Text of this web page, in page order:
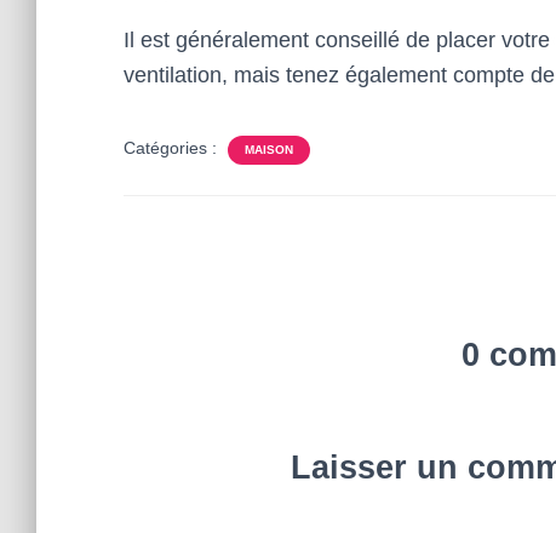
Il est généralement conseillé de placer
ventilation, mais tenez également compte
Catégories : MAISON
0
Laisser un